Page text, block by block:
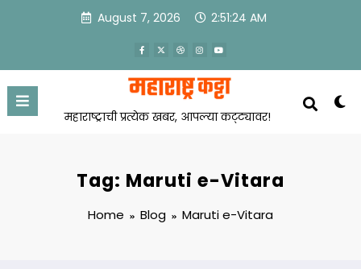
August 7, 2026 2:51:24 AM
महाराष्ट्राची प्रत्येक खबर, आपल्या कट्ट्यावर!
Tag: Maruti e-Vitara
Home Blog Maruti e-Vitara